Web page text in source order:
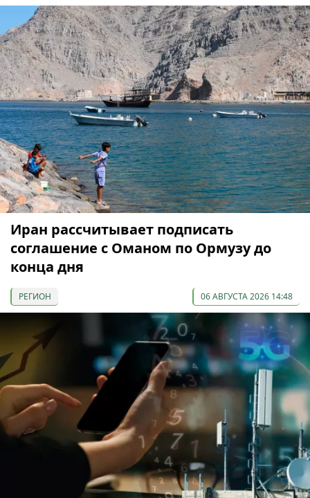
Иран рассчитывает подписать
соглашение с Оманом по Ормузу до
конца дня
РЕГИОН 06 АВГУСТА 2026 14:48